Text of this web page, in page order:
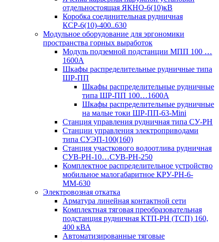
отдельностоящая ЯКНО-6(10)кВ
Коробка соединительная рудничная
КСР-6(10)-400..630
Модульное оборудование для эргономики
пространства горных выработок
Модуль подземной подстанции МПП 100 …
1600А
Шкафы распределительные рудничные типа
ШР-ПП
Шкафы распределительные рудничные
типа ШР-ПП 100…1600А
Шкафы распределительные рудничные
на малые токи ШР-ПП-63-Mini
Станция управления рудничная типа СУ-РН
Станции управления электроприводами
типа СУЭП-100(160)
Станция участкового водоотлива рудничная
СУВ-РН-10…СУВ-РН-250
Комплектное распределительное устройство
мобильное малогабаритное КРУ-РН-6-
ММ-630
Электровозная откатка
Арматура линейная контактной сети
Комплектная тяговая преобразовательная
подстанция рудничная КТП-РН (ТСП) 160,
400 кВА
Автоматизированные тяговые